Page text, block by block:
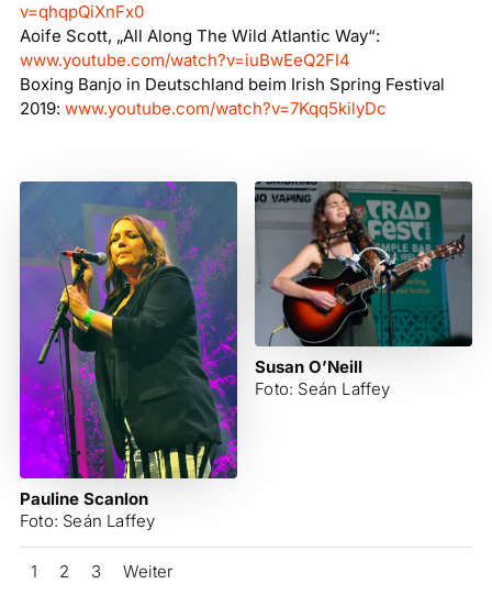
v=qhqpQiXnFx0
Aoife Scott, „All Along The Wild Atlantic Way“:
www.youtube.com/watch?v=iuBwEeQ2FI4
Boxing Banjo in Deutschland beim Irish Spring Festival
2019: www.youtube.com/watch?v=7Kqq5kilyDc
Pauline Scanlon
Foto: Seán Laffey
Susan O’Neill
Foto: Seán Laffey
1 2 3 Weiter